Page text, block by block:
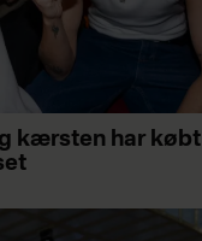
kærsten har købt